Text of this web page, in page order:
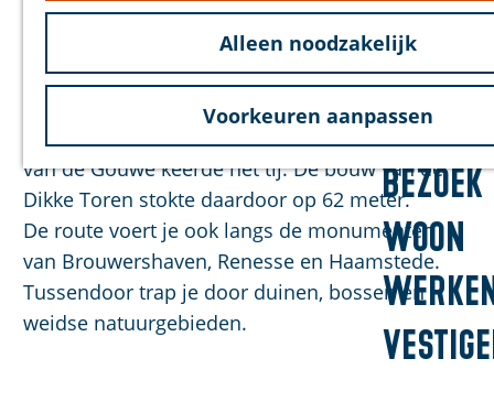
Alleen noodzakelijk
Voorkeuren aanpassen
Samen
Duurzaam
Bezoek
Woon
verleden voor veel welvaart.
Met meer dan 500 rijksmonumenten heeft
Zierikzee veel moois te bieden. In de oude
stadshaven meerden ooit grote
koopvaardijschepen aan. Maar door verzanding
van de Gouwe keerde het tij. De bouw van de
Dikke Toren stokte daardoor op 62 meter.
De route voert je ook langs de monumenten
van Brouwershaven, Renesse en Haamstede.
Tussendoor trap je door duinen, bossen en
weidse natuurgebieden.